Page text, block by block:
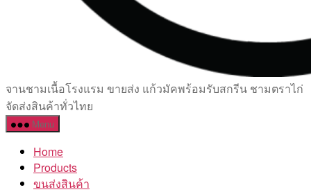
เซรามิค
ครบ
ครัน
โรงงาน
จานชามเนื้อโรงแรม ขายส่ง แก้วมัคพร้อมรับสกรีน ชามตราไก่
จัดส่งสินค้าทั่วไทย
Menu
Home
Products
ขนส่งสินค้า